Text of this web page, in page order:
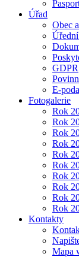
Úřad
Obec
Úřední
GDPR
E-
Fotogalerie
Rok
Rok
Rok
Rok
Rok
Rok
Rok
Rok
Rok
Rok
Kontakty
Mapa